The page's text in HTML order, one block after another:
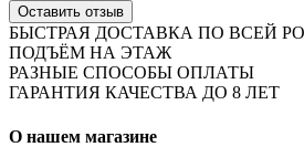
Оставить отзыв
БЫСТРАЯ ДОСТАВКА ПО ВСЕЙ
ПОДЪЁМ НА ЭТАЖ
РАЗНЫЕ СПОСОБЫ ОПЛАТЫ
ГАРАНТИЯ КАЧЕСТВА ДО 8 ЛЕТ
О нашем магазине